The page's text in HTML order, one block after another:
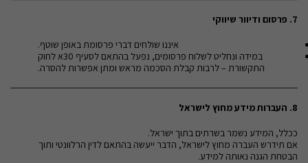
7. פרסום ודיוור שיווקי
איננו שולחים דברי פרסומת באופן שוטף.
במידה ונחליט לשלוח פרסומים, נפעל בהתאם לסעיף 30א לחוק
התקשורת – לרבות קבלת הסכמה מראש ומתן אפשרות להסרה.
8. העברות מידע מחוץ לישראל
ככלל, המידע נשמר בשרתים בתוך ישראל.
אם תידרש העברה מחוץ לישראל, הדבר ייעשה בהתאם לדין הרלוונטי ותוך
הבטחת הגנה נאותה למידע.